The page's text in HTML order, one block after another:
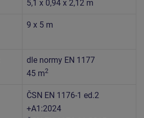
5,1 x 0,94 x 2,12 m
9 x 5 m
dle normy EN 1177
45 m2
ČSN EN 1176-1 ed.2
+A1:2024